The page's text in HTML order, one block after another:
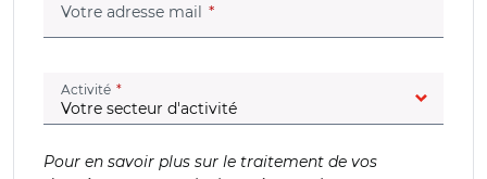
Votre adresse mail (champ obligatoire)
Activité (champ obligatoire)
Pour en savoir plus sur le traitement de vos